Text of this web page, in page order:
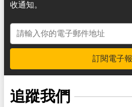
收通知。
電子郵件地址
訂閱電子報
追蹤我們